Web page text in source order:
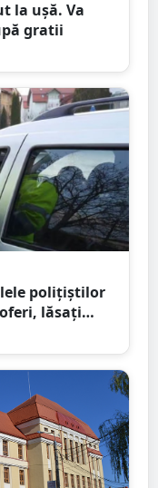
la ușă. Va
gratii
polițiștilor
lăsați